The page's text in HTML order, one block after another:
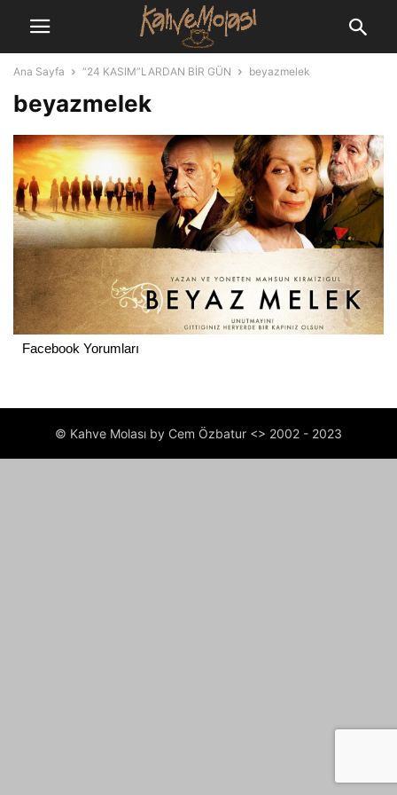
Ana Sayfa “24 KASIM”LARDAN BİR GÜN beyazmelek
beyazmelek
Facebook Yorumları
© Kahve Molası by Cem Özbatur <> 2002 - 2023